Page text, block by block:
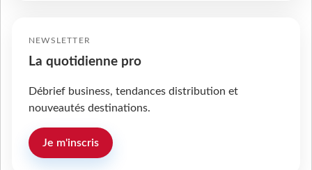
NEWSLETTER
La quotidienne pro
Débrief business, tendances distribution et
nouveautés destinations.
Je m'inscris